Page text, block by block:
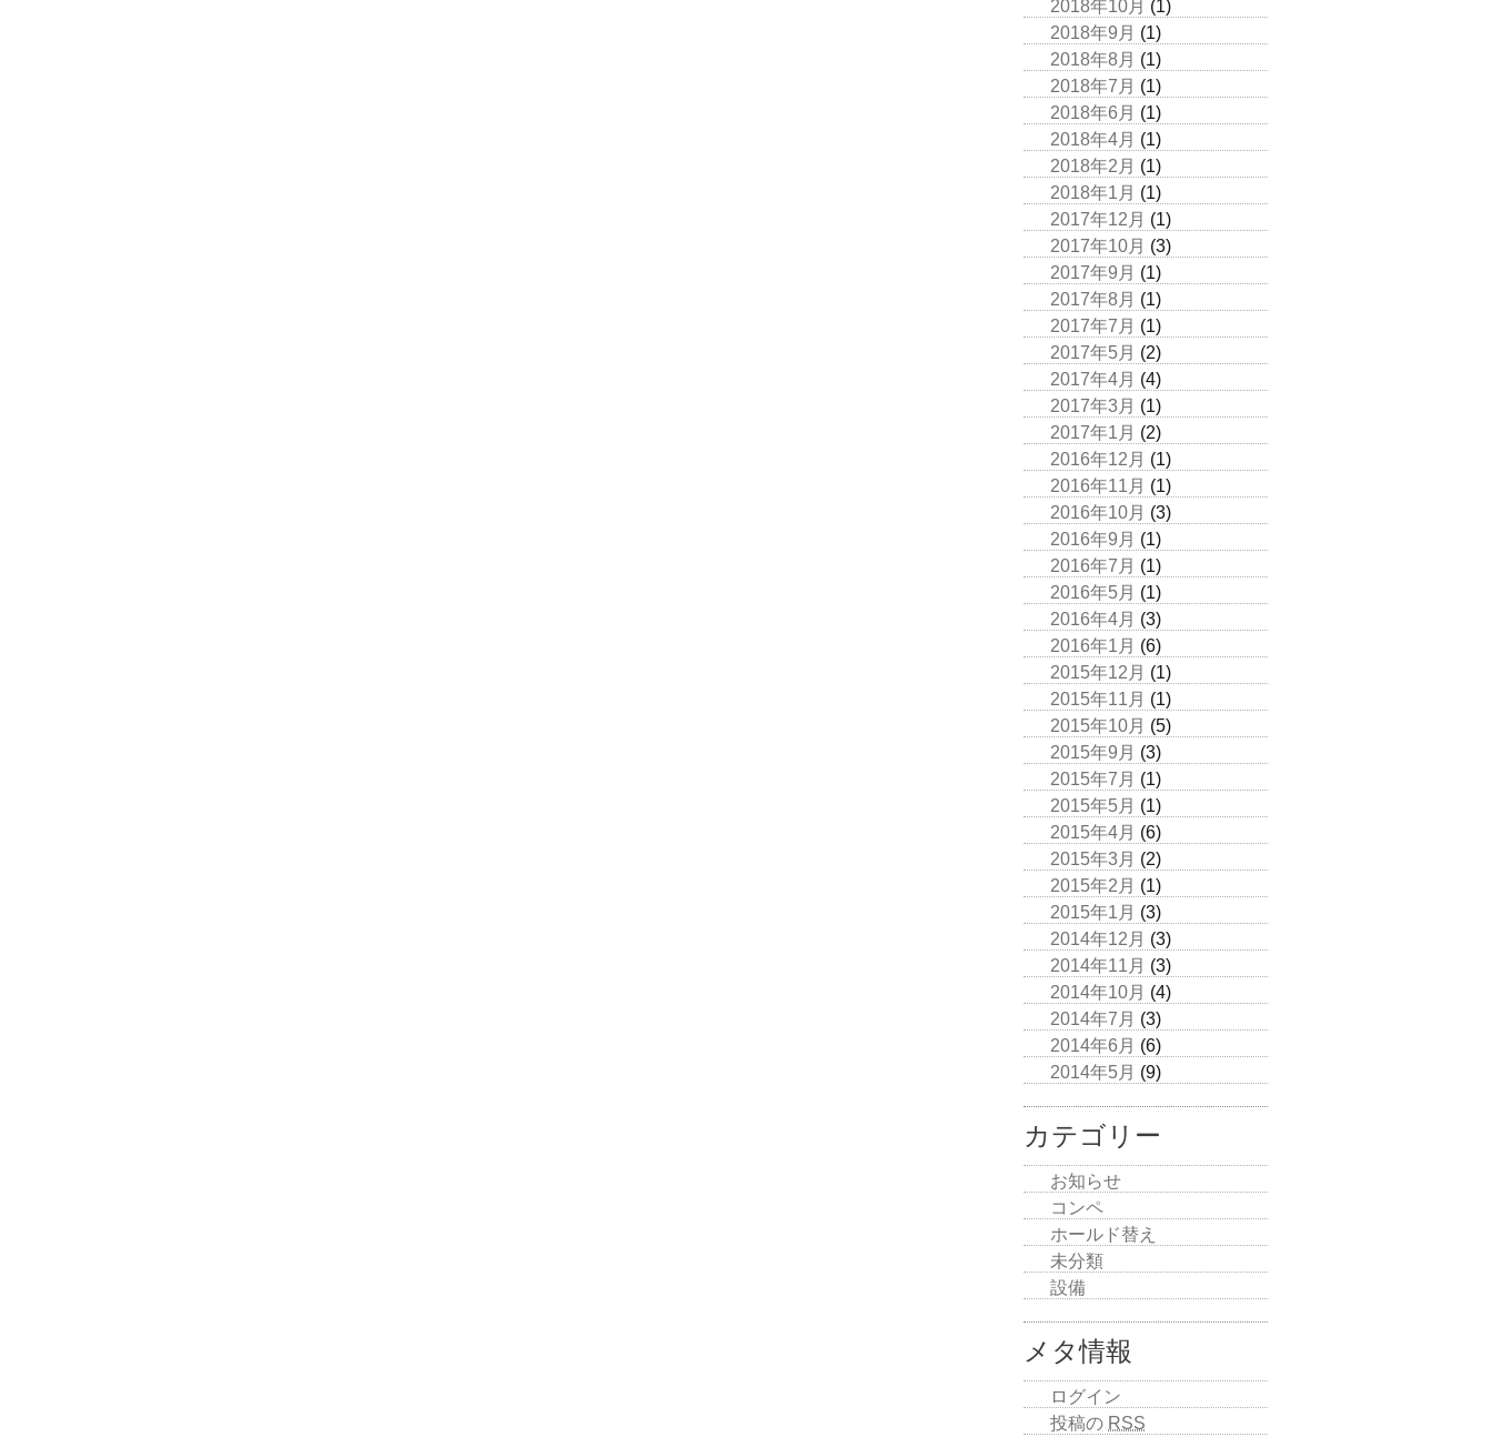
2018年10月 (1)
2018年9月 (1)
2018年8月 (1)
2018年7月 (1)
2018年6月 (1)
2018年4月 (1)
2018年2月 (1)
2018年1月 (1)
2017年12月 (1)
2017年10月 (3)
2017年9月 (1)
2017年8月 (1)
2017年7月 (1)
2017年5月 (2)
2017年4月 (4)
2017年3月 (1)
2017年1月 (2)
2016年12月 (1)
2016年11月 (1)
2016年10月 (3)
2016年9月 (1)
2016年7月 (1)
2016年5月 (1)
2016年4月 (3)
2016年1月 (6)
2015年12月 (1)
2015年11月 (1)
2015年10月 (5)
2015年9月 (3)
2015年7月 (1)
2015年5月 (1)
2015年4月 (6)
2015年3月 (2)
2015年2月 (1)
2015年1月 (3)
2014年12月 (3)
2014年11月 (3)
2014年10月 (4)
2014年7月 (3)
2014年6月 (6)
2014年5月 (9)
カテゴリー
お知らせ
コンペ
ホールド替え
未分類
設備
メタ情報
ログイン
投稿の RSS